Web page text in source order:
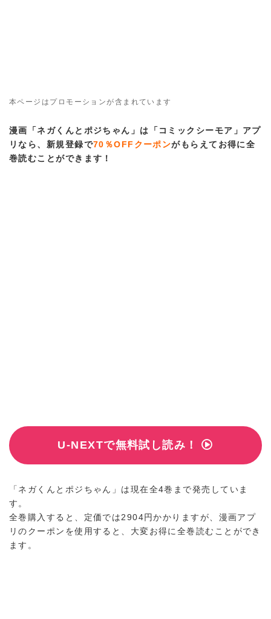
本ページはプロモーションが含まれています
漫画「ネガくんとポジちゃん」は「コミックシーモア」アプ
リなら、新規登録で70％OFFクーポンがもらえてお得に全
巻読むことができます！
U-NEXTで無料試し読み！
「ネガくんとポジちゃん」は現在全4巻まで発売していま
す。
全巻購入すると、定価では2904円かかりますが、漫画アプ
リのクーポンを使用すると、大変お得に全巻読むことができ
ます。